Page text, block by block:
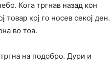
Кога тргнав назад кон
кој го носев секој ден.
во тоа.
на подобро. Дури и